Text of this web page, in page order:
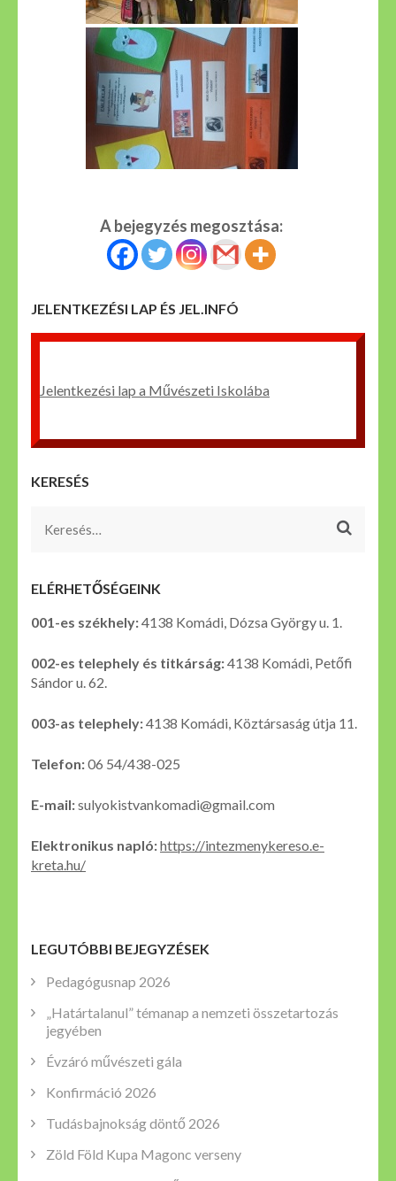
A bejegyzés megosztása:
JELENTKEZÉSI LAP ÉS JEL.INFÓ
Jelentkezési lap a Művészeti Iskolába
KERESÉS
Keresés:
ELÉRHETŐSÉGEINK
001-es székhely:4138 Komádi, Dózsa György u. 1.
002-es telephely és titkárság:4138 Komádi, Petőfi
Sándor u. 62.
003-as telephely:4138 Komádi, Köztársaság útja 11.
Telefon:06 54/438-025
E-mail:sulyokistvankomadi@gmail.com
Elektronikus napló:https://intezmenykereso.e-
kreta.hu/
LEGUTÓBBI BEJEGYZÉSEK
Pedagógusnap 2026
„Határtalanul” témanap a nemzeti összetartozás
jegyében
Évzáró művészeti gála
Konfirmáció 2026
Tudásbajnokság döntő 2026
Zöld Föld Kupa Magonc verseny